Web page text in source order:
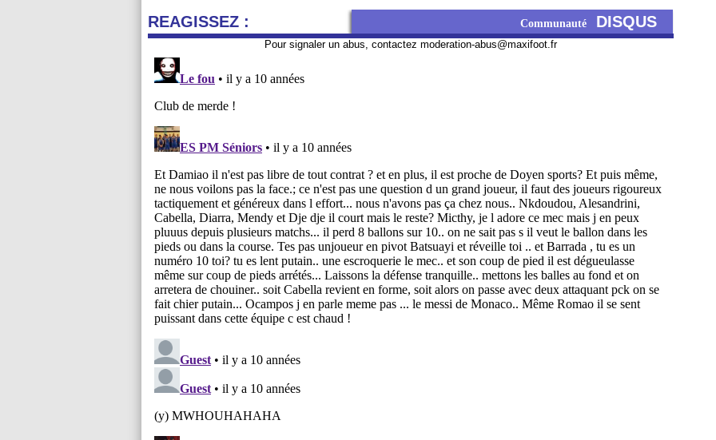
REAGISSEZ : Communauté DISQUS
Pour signaler un abus, contactez moderation-abus@maxifoot.fr